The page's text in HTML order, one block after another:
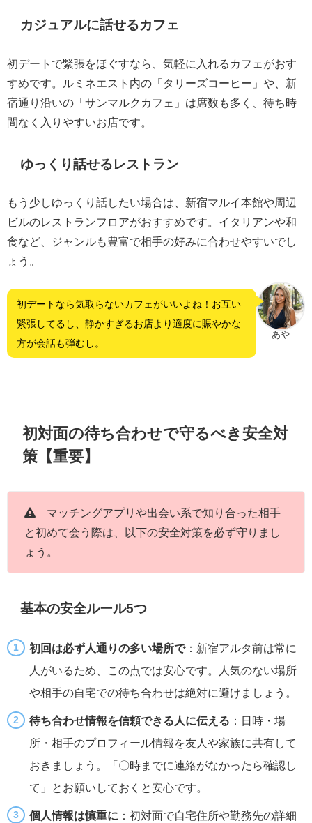
カジュアルに話せるカフェ
初デートで緊張をほぐすなら、気軽に入れるカフェがおす
すめです。ルミネエスト内の「タリーズコーヒー」や、新
宿通り沿いの「サンマルクカフェ」は席数も多く、待ち時
間なく入りやすいお店です。
ゆっくり話せるレストラン
もう少しゆっくり話したい場合は、新宿マルイ本館や周辺
ビルのレストランフロアがおすすめです。イタリアンや和
食など、ジャンルも豊富で相手の好みに合わせやすいでし
ょう。
あや
初デートなら気取らないカフェがいいよね！お互い
緊張してるし、静かすぎるお店より適度に賑やかな
方が会話も弾むし。
初対面の待ち合わせで守るべき安全対
策【重要】
マッチングアプリや出会い系で知り合った相手
と初めて会う際は、以下の安全対策を必ず守りまし
ょう。
基本の安全ルール5つ
初回は必ず人通りの多い場所で：新宿アルタ前は常に
人がいるため、この点では安心です。人気のない場所
や相手の自宅での待ち合わせは絶対に避けましょう。
待ち合わせ情報を信頼できる人に伝える ：日時・場
所・相手のプロフィール情報を友人や家族に共有して
おきましょう。「〇時までに連絡がなかったら確認し
て」とお願いしておくと安心です。
個人情報は慎重に ：初対面で自宅住所や勤務先の詳細